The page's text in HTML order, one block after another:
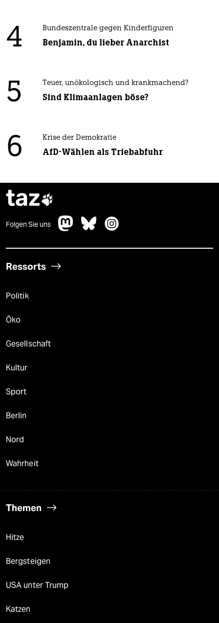
4 Bundeszentrale gegen Kinderfiguren
Benjamin, du lieber Anarchist
5 Teuer, unökologisch und krankmachend?
Sind Klimaanlagen böse?
6 Krise der Demokratie
AfD-Wählen als Triebabfuhr
taz
Folgen Sie uns
Ressorts
Politik
Öko
Gesellschaft
Kultur
Sport
Berlin
Nord
Wahrheit
Themen
Hitze
Bergsteigen
USA unter Trump
Katzen